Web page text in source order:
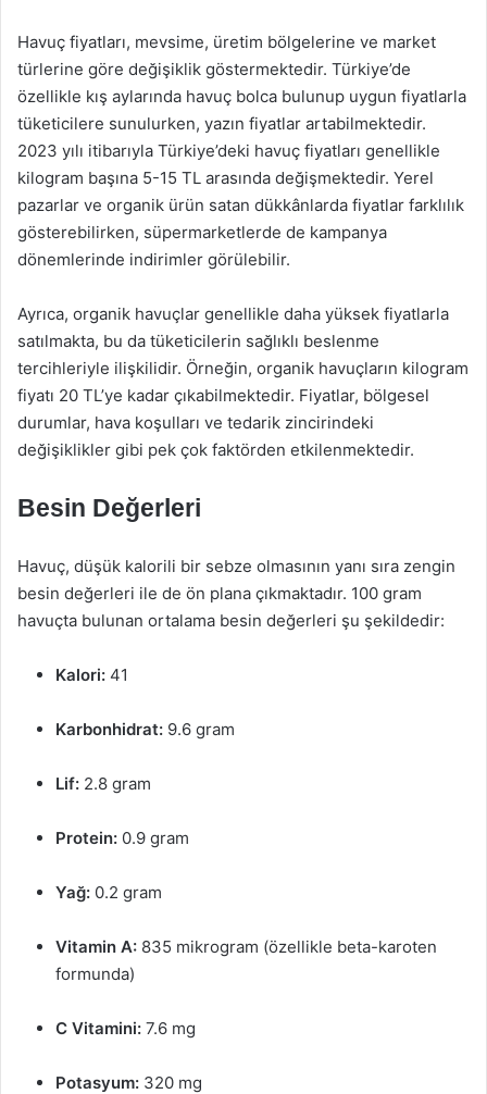
Havuç fiyatları, mevsime, üretim bölgelerine ve market
türlerine göre değişiklik göstermektedir. Türkiye’de
özellikle kış aylarında havuç bolca bulunup uygun fiyatlarla
tüketicilere sunulurken, yazın fiyatlar artabilmektedir.
2023 yılı itibarıyla Türkiye’deki havuç fiyatları genellikle
kilogram başına 5-15 TL arasında değişmektedir. Yerel
pazarlar ve organik ürün satan dükkânlarda fiyatlar farklılık
gösterebilirken, süpermarketlerde de kampanya
dönemlerinde indirimler görülebilir.
Ayrıca, organik havuçlar genellikle daha yüksek fiyatlarla
satılmakta, bu da tüketicilerin sağlıklı beslenme
tercihleriyle ilişkilidir. Örneğin, organik havuçların kilogram
fiyatı 20 TL’ye kadar çıkabilmektedir. Fiyatlar, bölgesel
durumlar, hava koşulları ve tedarik zincirindeki
değişiklikler gibi pek çok faktörden etkilenmektedir.
Besin Değerleri
Havuç, düşük kalorili bir sebze olmasının yanı sıra zengin
besin değerleri ile de ön plana çıkmaktadır. 100 gram
havuçta bulunan ortalama besin değerleri şu şekildedir:
Kalori: 41
Karbonhidrat: 9.6 gram
Lif: 2.8 gram
Protein: 0.9 gram
Yağ: 0.2 gram
Vitamin A: 835 mikrogram (özellikle beta-karoten
formunda)
C Vitamini: 7.6 mg
Potasyum: 320 mg